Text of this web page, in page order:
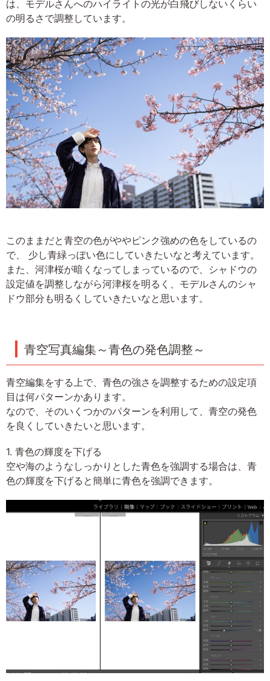
は、モデルさんへのハイライトの光が白飛びしないくらい
の明るさで調整しています。
このままだと青空の色がややピンク強めの色をしているの
で、 少し青緑っぽい色にしていきたいなと考えています。
また、河津桜が暗くなってしまっているので、シャドウの
設定値を調整しながら河津桜を明るく、モデルさんのシャ
ドウ部分も明るくしていきたいなと思います。
青空写真編集～青色の発色調整～
青空編集をする上で、青色の強さを調整するための設定項
目は何パターンかあります。
なので、そのいくつかのパターンを利用して、青空の発色
を良くしていきたいと思います。
1. 青色の輝度を下げる
空や海のようなしっかりとした青色を強調する場合は、青
色の輝度を下げると簡単に青色を強調できます。